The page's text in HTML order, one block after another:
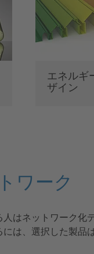
エネルギ
ザイン
ワーク
はネットワーク
は、選択した製品